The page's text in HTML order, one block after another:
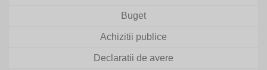
Buget
Achizitii publice
Declaratii de avere